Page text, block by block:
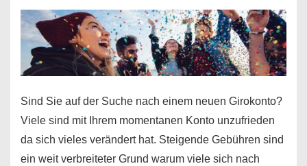
ohne
Einkommensnachweis
Sind Sie auf der Suche nach einem neuen Girokonto?
Viele sind mit Ihrem momentanen Konto unzufrieden
da sich vieles verändert hat. Steigende Gebühren sind
ein weit verbreiteter Grund warum viele sich nach